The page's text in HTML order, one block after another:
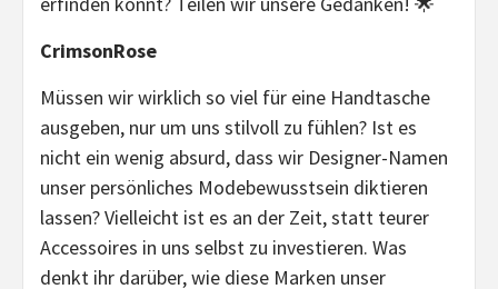
CrimsonRose
Müssen wir wirklich so viel für eine Handtasche
ausgeben, nur um uns stilvoll zu fühlen? Ist es
nicht ein wenig absurd, dass wir Designer-Namen
unser persönliches Modebewusstsein diktieren
lassen? Vielleicht ist es an der Zeit, statt teurer
Accessoires in uns selbst zu investieren. Was
denkt ihr darüber, wie diese Marken unser